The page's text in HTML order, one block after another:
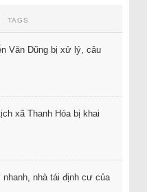
TAGS
Văn Dũng bị xử lý, câu
xã Thanh Hóa bị khai
nhanh, nhà tái định cư của